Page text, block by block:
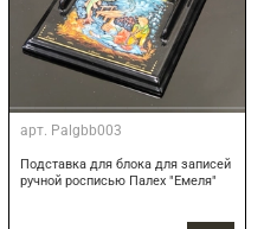
арт. Palgbb003
Подставка для блока для записей
ручной росписью Палех "Емеля"